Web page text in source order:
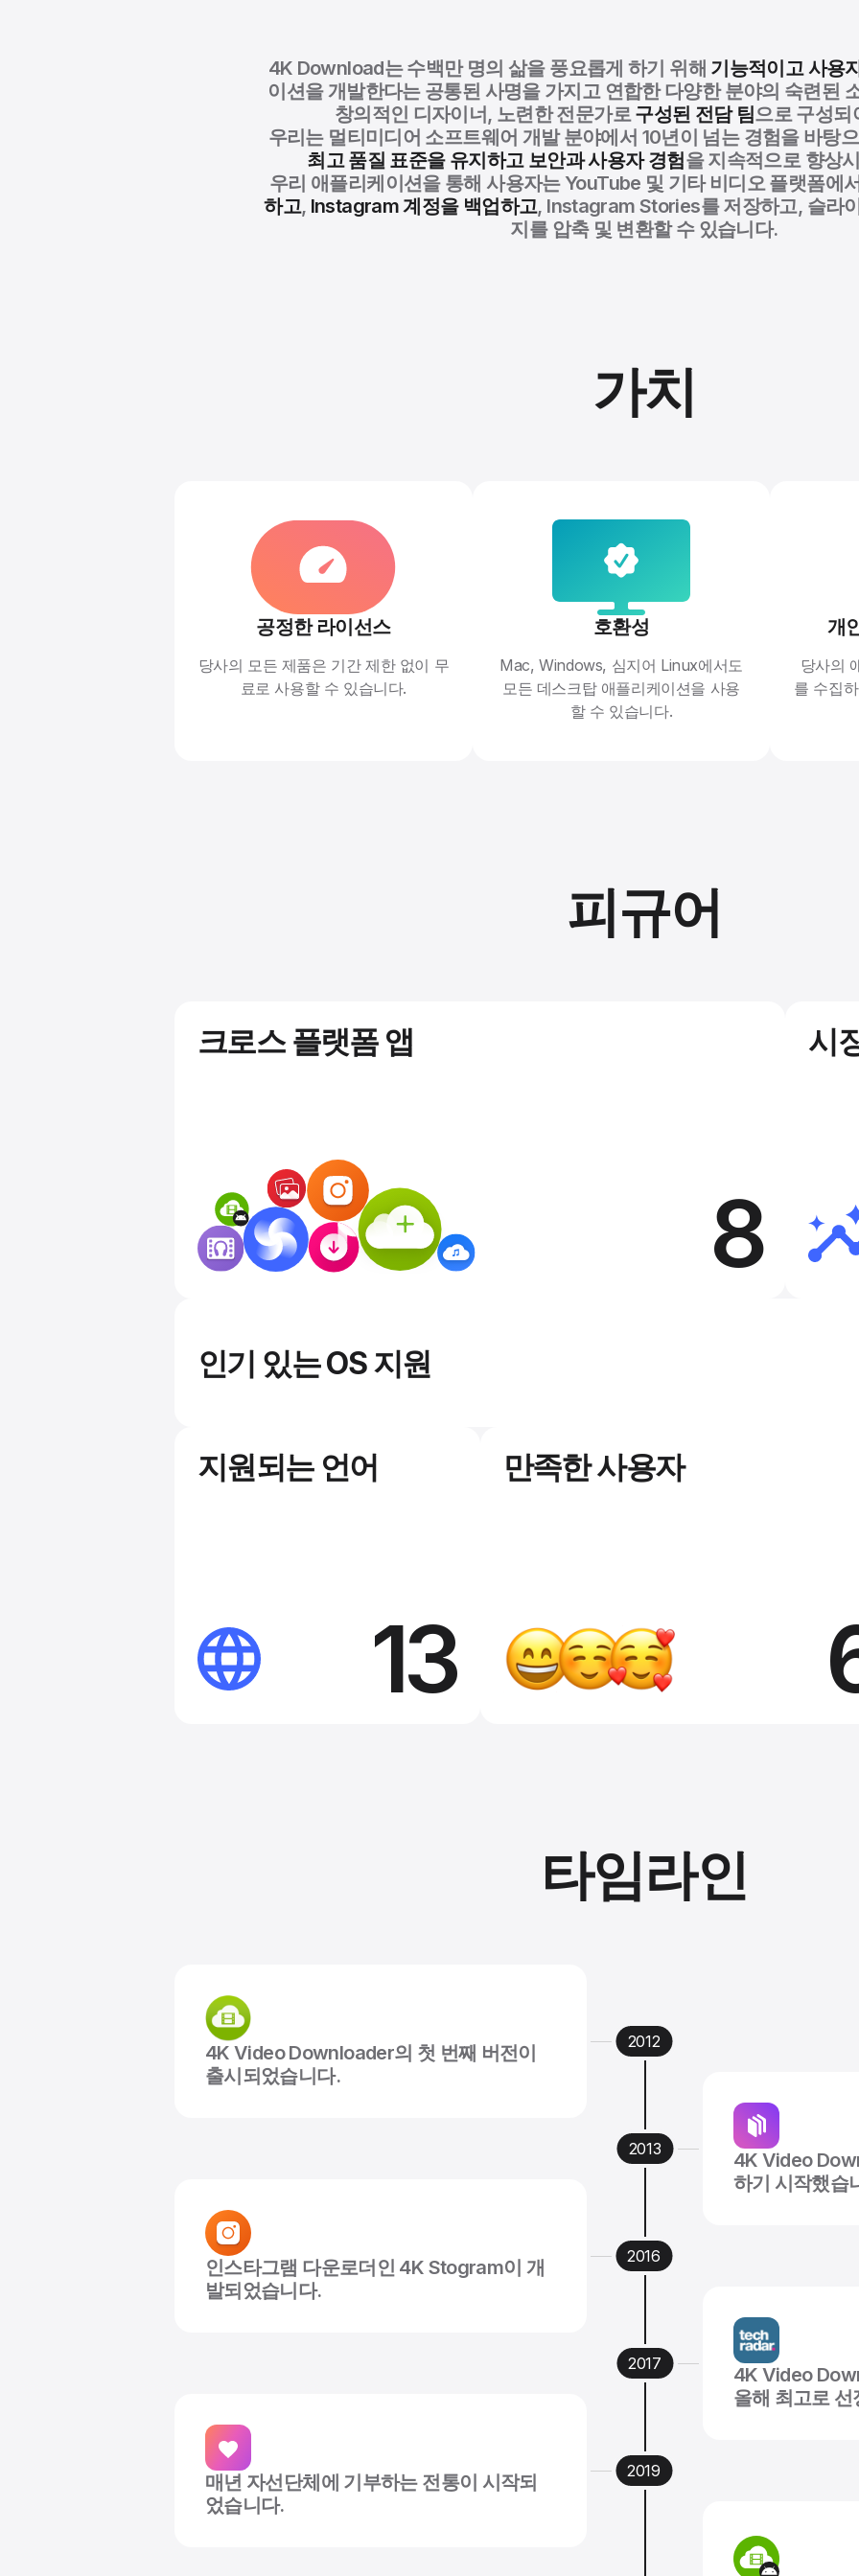
4K Download는 수백만 명의 삶을 풍요롭게 하기 위해 기능적이고 사용
이션을 개발한다는 공통된 사명을 가지고 연합한 다양한 분야의 숙련된
창의적인 디자이너, 노련한 전문가로구성된 전담 팀으로 구성되
우리는 멀티미디어 소프트웨어 개발 분야에서 10년이 넘는 경험을 바탕
최고 품질 표준을 유지하고 보안과 사용자 경험을 지속적으로 향상
우리 애플리케이션을 통해 사용자는 YouTube 및 기타 비디오 플랫폼에
하고, Instagram 계정을 백업하고, Instagram Stories를 저장하고, 슬라
지를 압축 및 변환할 수 있습니다.
가치
공정한 라이선스
당사의 모든 제품은 기간 제한 없이 무
료로 사용할 수 있습니다.
호환성
Mac, Windows, 심지어 Linux에서도
모든 데스크탑 애플리케이션을 사용
할 수 있습니다.
개
당사의
를 수집
피규어
크로스 플랫폼 앱
8
시
인기 있는 OS 지원
지원되는 언어
13
만족한 사용자
타임라인
4K Video Downloader의 첫 번째 버전이
출시되었습니다.
4K Video
하기 시작했습
인스타그램 다운로더인 4K Stogram이 개
발되었습니다.
4K Video
올해 최고로
매년 자선단체에 기부하는 전통이 시작되
었습니다.